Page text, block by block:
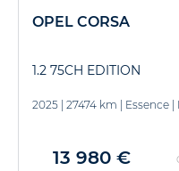
OPEL CORSA
1.2 75CH EDITION
2025 27474 km Essence
13 980 €